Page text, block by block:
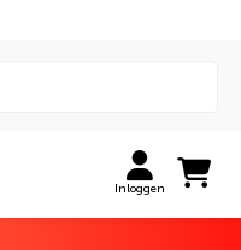
Inloggen
meesters